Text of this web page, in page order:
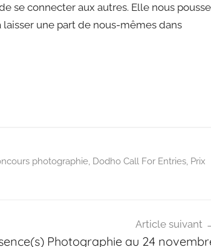
se connecter aux autres. Elle nous pousse
une part de nous-mêmes dans
photographie, Dodho Call For Entries, Prix
Article suivant
Photographie au 24